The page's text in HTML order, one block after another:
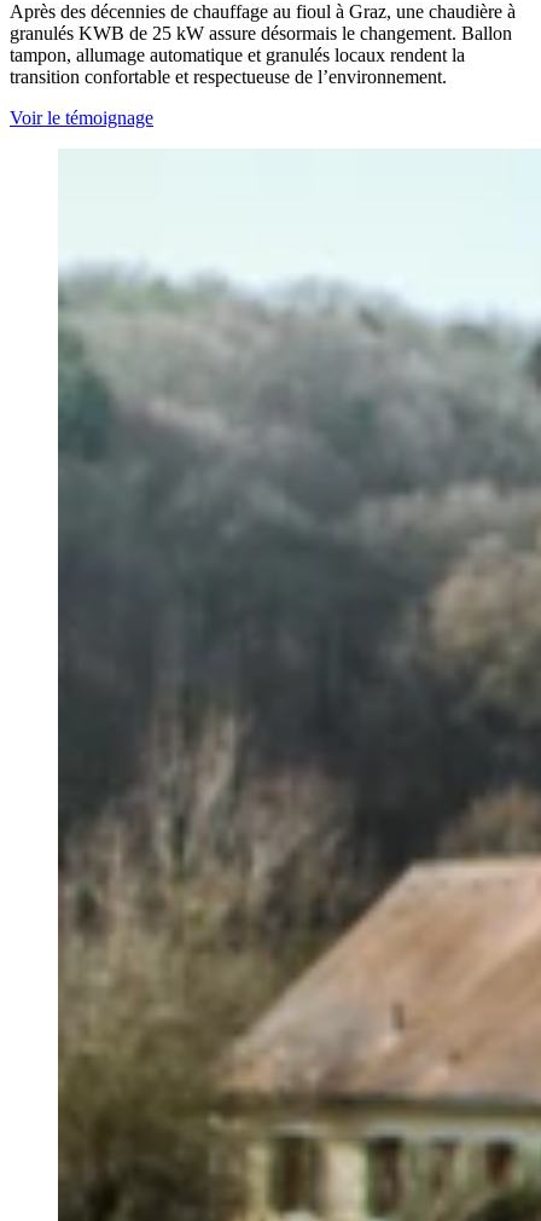
Après des décennies de chauffage au fioul à Graz, une chaudière à
granulés KWB de 25 kW assure désormais le changement. Ballon
tampon, allumage automatique et granulés locaux rendent la
transition confortable et respectueuse de l’environnement.
Voir le témoignage